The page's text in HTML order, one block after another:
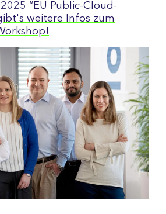
“EU Public-Cloud-
weitere Infos zum